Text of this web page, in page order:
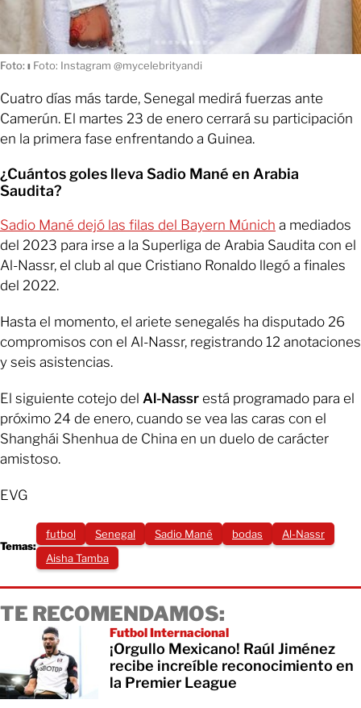
Foto:ı Foto: Instagram @mycelebrityandi
Cuatro días más tarde, Senegal medirá fuerzas ante
Camerún. El martes 23 de enero cerrará su participación
en la primera fase enfrentando a Guinea.
¿Cuántos goles lleva Sadio Mané en Arabia
Saudita?
Sadio Mané dejó las filas del Bayern Múnich a mediados
del 2023 para irse a la Superliga de Arabia Saudita con el
Al-Nassr, el club al que Cristiano Ronaldo llegó a finales
del 2022.
Hasta el momento, el ariete senegalés ha disputado 26
compromisos con el Al-Nassr, registrando 12 anotaciones
y seis asistencias.
El siguiente cotejo del Al-Nassr está programado para el
próximo 24 de enero, cuando se vea las caras con el
Shanghái Shenhua de China en un duelo de carácter
amistoso.
EVG
Temas:
futbol Senegal Sadio Mané bodas
Al-Nassr
Aisha Tamba
TE RECOMENDAMOS:
Futbol Internacional
¡Orgullo Mexicano! Raúl Jiménez
recibe increíble reconocimiento en
la Premier League